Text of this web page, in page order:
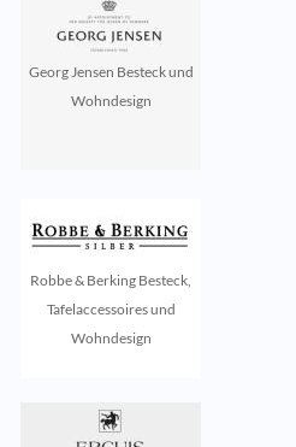
Georg Jensen Besteck und
Wohndesign
Robbe & Berking Besteck,
Tafelaccessoires und
Wohndesign